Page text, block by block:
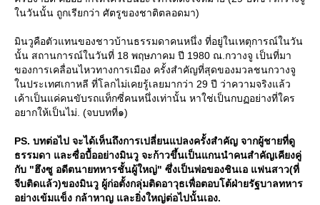
นวันนั้น ถูกเรียกว่า ศัตรูของชาติตลอดมา)
มินวูคือตัวแทนของชาวบ้านธรรมดาคนหนึ่ง ที่อยู่ในเหตุการณ์ในวัน
นั้น สถานการณ์ในวันที่ 18 พฤษภาคม ปี 1980 ณ.กวางจู เป็นที่มา
ของการเคลื่อนไหวทางการเมือง ครั้งสำคัญที่สุดของมวลชนกวางจู
นประเทศเกาหลี ที่โลกไม่เคยรู้เลยมากว่า 29 ปี ว่าความจริงแล้ว
เค้าเป็นแค่คนขับรถแท็กซี่คนหนึ่งเท่านั้น หาใช่เป็นกบฏอย่างที่ใคร
อยากให้เป็นไม่. (จบบทที่๑)
PS. บทต่อไป จะได้เห็นถึงการเปลี่ยนแปลงครั้งสำคัญ จากผู้ชายที่ดู
ธรรมดา และซื่อบื้ออย่างมินวู จะก้าวขึ้นเป็นแกนนำคนสำคัญเคียงคู่
กับ "ฮึงซู อดีตนายทหารชั้นผู้ใหญ่" ซึ่งเป็นพ่อของชินเอ แฟนสาว(ที่
จีบติดแล้ว)ของมินวู ผู้ก่อตั้งกลุ่มติดอาวุธเพื่อตอบโต้ฝ่ายรัฐบาลทหาร
อย่างเข้มแข็ง กล้าหาญ และยิ่งใหญ่ต่อไปนั้นเอง.